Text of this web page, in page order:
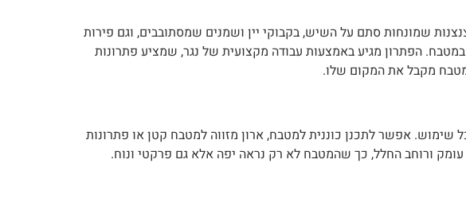
שמונחות סתם על השיש, בקבוקי יין ושמנים שמסתובבים, וגם פירות
הפתרון מגיע באמצעות עבודה מקצועית של נגר, שמציע פתרונות
מקבל את המקום שלו.
אפשר לתכנן כוננית למטבח, ארון מזווה למטבח קטן או פתרונות
ורוחב החלל, כך שהמטבח לא רק נראה יפה אלא גם פרקטי ונוח.